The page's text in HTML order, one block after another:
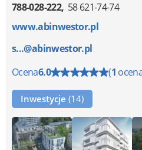
788-028-222 58 621-74-74
www.abinwestor.pl
s...@abinwestor.pl
Ocena6.0 (1
Inwestycje (14)